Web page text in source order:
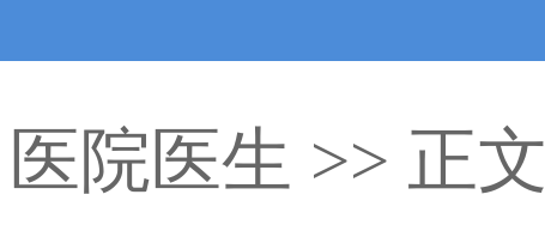
医院医生 >> 正文